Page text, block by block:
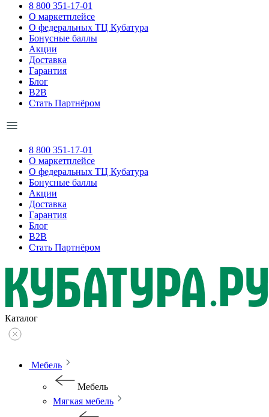
8 800 351-17-01
О маркетплейсе
О федеральных ТЦ Кубатура
Бонусные баллы
Акции
Доставка
Гарантия
Блог
B2B
Стать Партнёром
8 800 351-17-01
О маркетплейсе
О федеральных ТЦ Кубатура
Бонусные баллы
Акции
Доставка
Гарантия
Блог
B2B
Стать Партнёром
Каталог
Мебель
Мебель
Мягкая мебель